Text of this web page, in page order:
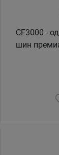
CF3000 -
шин